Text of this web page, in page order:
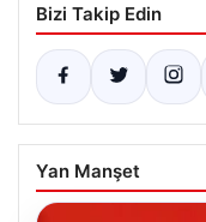
Bizi Takip Edin
Yan Manşet